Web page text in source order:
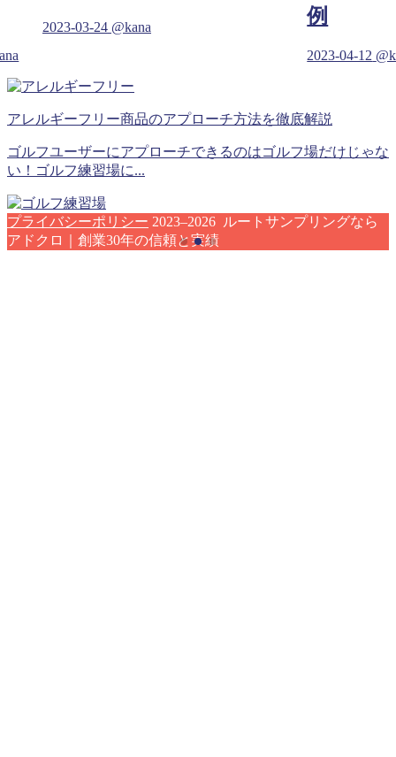
2023-03-24 @kana
例
2023-04-12
アレルギーフリー商品のアプローチ方法を徹底解説
ゴルフユーザーにアプローチできるのはゴルフ場だけじゃな
い！ゴルフ練習場に...
プライバシーポリシー 2023–2026 ルートサンプリングなら
アドクロ｜創業30年の信頼と実績